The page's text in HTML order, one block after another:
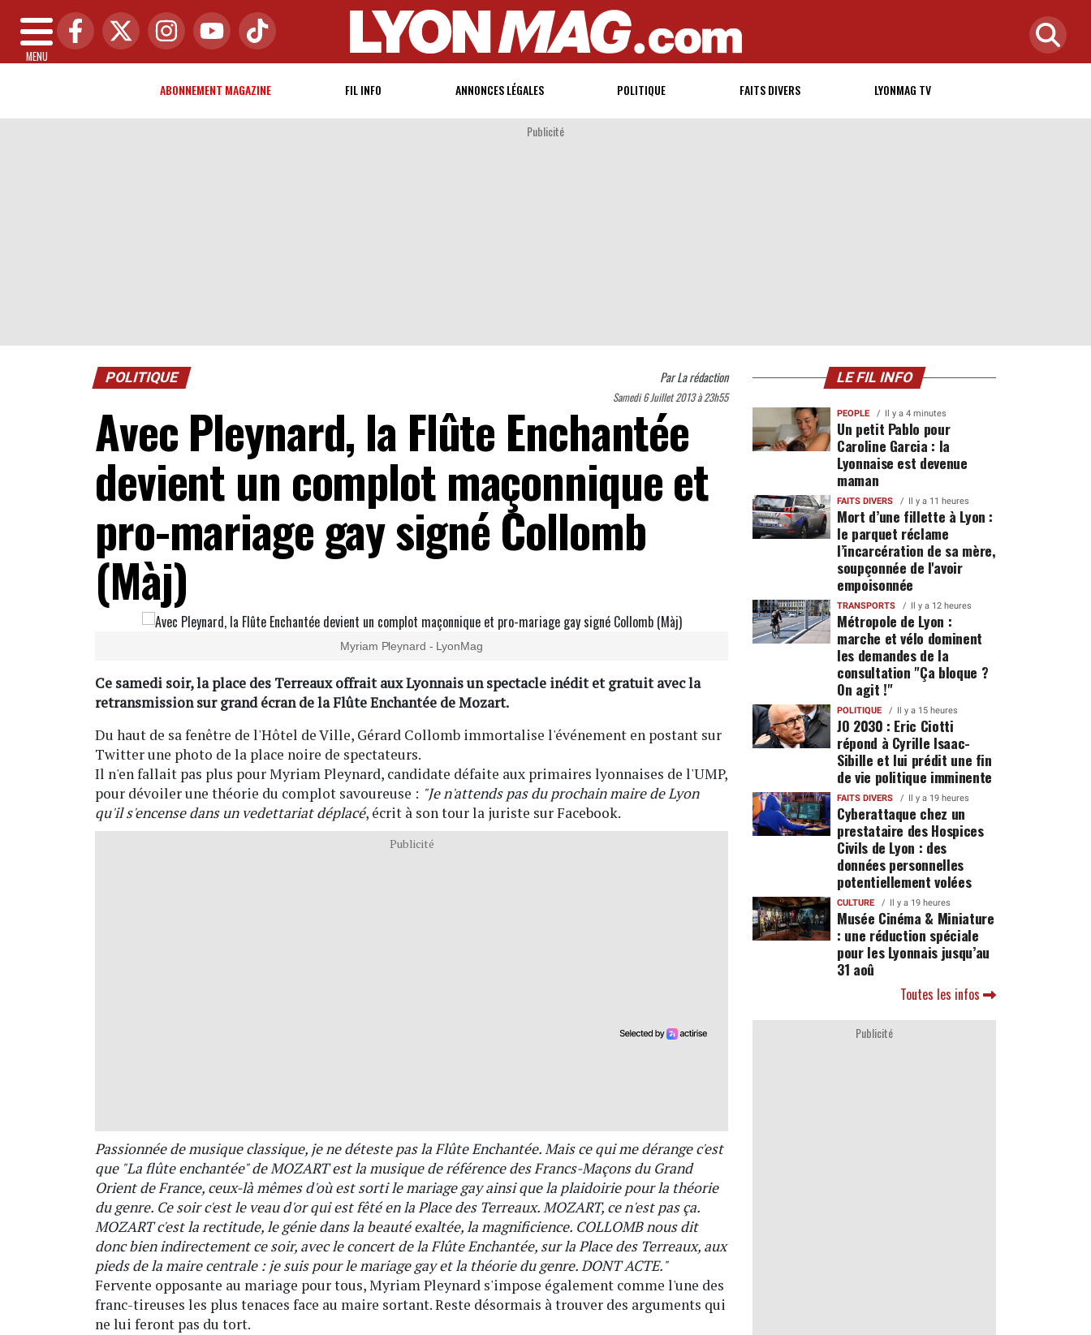
MENU
ABONNEMENT MAGAZINE FIL INFO ANNONCES LÉGALES POLITIQUE FAITS DIVERS LYONMAG TV
Publicité
POLITIQUE ParLa rédaction
Samedi 6 Juillet 2013 à 23h55
Avec Pleynard, la Flûte Enchantée
devient un complot maçonnique et
pro-mariage gay signé Collomb
(Màj)
Myriam Pleynard - LyonMag
Ce samedi soir, la place des Terreaux offrait aux Lyonnais un spectacle inédit et gratuit avec la
retransmission sur grand écran de la Flûte Enchantée de Mozart.
Du haut de sa fenêtre de l'Hôtel de Ville, Gérard Collomb immortalise l'événement en postant sur
Twitter une photo de la place noire de spectateurs.
Il n'en fallait pas plus pour Myriam Pleynard, candidate défaite aux primaires lyonnaises de l'UMP,
pour dévoiler une théorie du complot savoureuse : "Je n'attends pas du prochain maire de Lyon
qu'il s'encense dans un vedettariat déplacé, écrit à son tour la juriste sur Facebook.
Publicité
Passionnée de musique classique, je ne déteste pas la Flûte Enchantée. Mais ce qui me dérange c'est
que "La flûte enchantée" de MOZART est la musique de référence des Francs-Maçons du Grand
Orient de France, ceux-là mêmes d'où est sorti le mariage gay ainsi que la plaidoirie pour la théorie
du genre. Ce soir c'est le veau d'or qui est fêté en la Place des Terreaux. MOZART, ce n'est pas ça.
MOZART c'est la rectitude, le génie dans la beauté exaltée, la magnificience. COLLOMB nous dit
donc bien indirectement ce soir, avec le concert de la Flûte Enchantée, sur la Place des Terreaux, aux
pieds de la maire centrale : je suis pour le mariage gay et la théorie du genre. DONT ACTE."
Fervente opposante au mariage pour tous, Myriam Pleynard s'impose également comme l'une des
franc-tireuses les plus tenaces face au maire sortant. Reste désormais à trouver des arguments qui
ne lui feront pas du tort.
LE FIL INFO
PEOPLE Il y a 4 minutes
Un petit Pablo pour
Caroline Garcia : la
Lyonnaise est devenue
maman
FAITS DIVERS Il y a 11 heures
Mort d’une fillette à Lyon :
le parquet réclame
l’incarcération de sa mère,
soupçonnée de l'avoir
empoisonnée
TRANSPORTS Il y a 12 heures
Métropole de Lyon :
marche et vélo dominent
les demandes de la
consultation "Ça bloque ?
On agit !"
POLITIQUE Il y a 15 heures
JO 2030 : Eric Ciotti
répond à Cyrille Isaac-
Sibille et lui prédit une fin
de vie politique imminente
FAITS DIVERS Il y a 19 heures
Cyberattaque chez un
prestataire des Hospices
Civils de Lyon : des
données personnelles
potentiellement volées
CULTURE Il y a 19 heures
Musée Cinéma & Miniature
: une réduction spéciale
pour les Lyonnais jusqu’au
31 aoû
Toutes les infos
Publicité